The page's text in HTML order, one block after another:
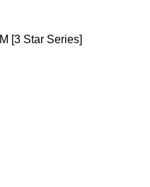
[3 Star Series]